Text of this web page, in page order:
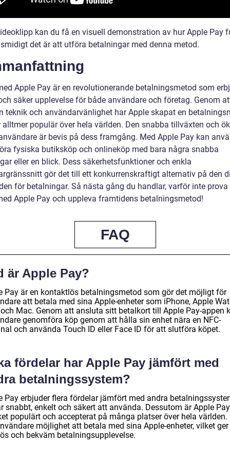
kan du få en visuell demonstration av hur Apple Pay
det är att utföra betalningar med denna metod.
Apple Pay är en revolutionerande betalningsmetod som
säker upplevelse för både användare och företag. Genom
teknik och användarvänlighet har Apple skapat en
populär över hela världen. Den snabba tillväxten och
är bevis på dess framgång. Med Apple Pay kan
fysiska butiksköp och onlineköp med bara några snabba
eller en blick. Dess säkerhetsfunktioner och enkla
gör det till ett konkurrenskraftigt alternativ på den
för betalningar. Så nästa gång du handlar, varför inte
Apple Pay och uppleva framtidens betalningsmetod!
FAQ
är Apple Pay?
Pay är en kontaktlös betalningsmetod som gör det möjligt för
att betala med sina Apple-enheter som iPhone, Apple
Mac. Genom att ansluta sitt betalkort till Apple Pay-appen
genomföra köp genom att hålla sin enhet nära en NFC-
och använda Touch ID eller Face ID för att slutföra köpet.
fördelar har Apple Pay jämfört med
betalningssystem?
Pay erbjuder flera fördelar jämfört med andra
snabbt, enkelt och säkert att använda. Dessutom är Apple Pay
populärt och accepterat på många platser över hela världen.
möjlighet att betala med sina Apple-enheter, vilket ger
och bekväm betalningsupplevelse.